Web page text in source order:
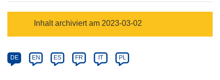
Category
Inhalt archiviert am 2023-03-02
Article
available
DE EN ES FR IT PL